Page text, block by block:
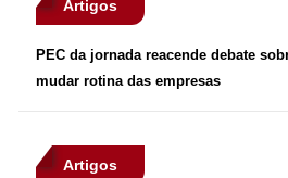
Artigos
PEC da jornada reacende debate
mudar rotina das empresas
Artigos